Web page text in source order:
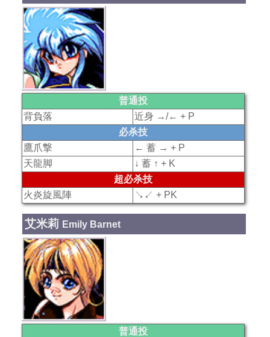
普通投
背負落
近身 →/← + P
必杀技
鷹爪撃
← 蓄 → + P
天龍脚
↓ 蓄 ↑ + K
超必杀技
火炎旋風陣
↘↙ + PK
艾米莉 Emily Barnet
普通投